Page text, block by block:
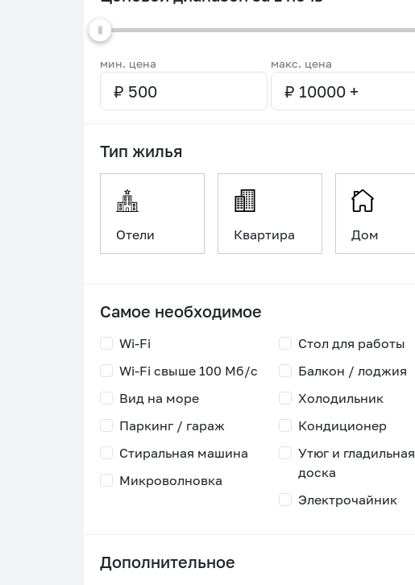
мин. цена макс. цена
Тип жилья
Отели Квартира Дом
Самое необходимое
Wi-Fi
Wi-Fi свыше 100 Мб/с
Стол для работы
Балкон / лоджия
Вид на море
Паркинг / гараж
Холодильник
Кондиционер
Стиральная машина
Микроволновка
Утюг и гладильная
доска
Электрочайник
Дополнительное